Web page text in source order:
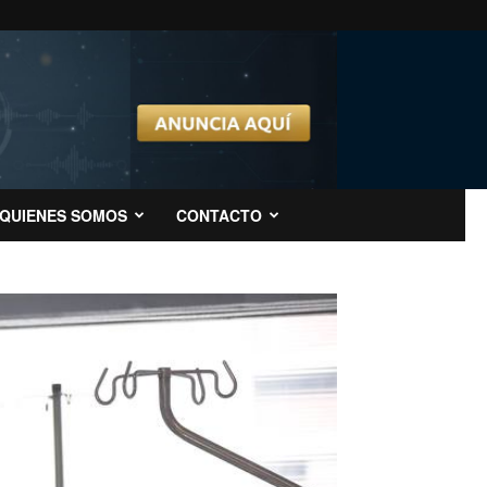
QUIENES SOMOS CONTACTO